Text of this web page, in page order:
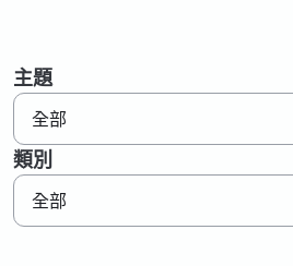
GenieAnalytics系列
GenieAnalytics
電信級大數據流量探索與分析
GenieAnalytics Deep Trace
化數據為洞察，讓網路效能最佳化
DDoS 防護
即時偵測與緩解 DDoS 與殭屍網路威脅
多租戶管理服務
為運營商挹注新營收的雲端託管服務
關於威睿
聯絡我們
主題
全部
類別
全部